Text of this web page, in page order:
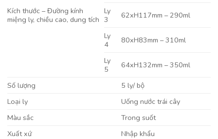
Kích thước – Đường kính
miệng ly, chiều cao, dung tích
Ly
3
62xH117mm – 290ml
Ly
4
80xH83mm – 310ml
Ly
5
64xH132mm – 350ml
Số lượng
5 ly/ bộ
Loại ly
Uống nước trái cây
Màu sắc
Trong suốt
Xuất xứ
Nhập khẩu